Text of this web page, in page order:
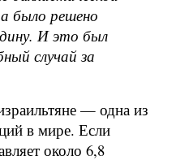
было решено
И это был
случай за
— одна из
в мире. Если
около 6,8